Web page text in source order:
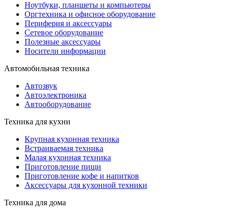
Ноутбуки, планшеты и компьютеры
Оргтехника и офисное оборудование
Периферия и аксессуары
Cетевое оборудование
Полезные аксессуары
Носители информации
Автомобильная техника
Автозвук
Автоэлектроника
Автооборудование
Техника для кухни
Крупная кухонная техника
Встраиваемая техника
Малая кухонная техника
Приготовление пищи
Приготовление кофе и напитков
Аксессуары для кухонной техники
Техника для дома